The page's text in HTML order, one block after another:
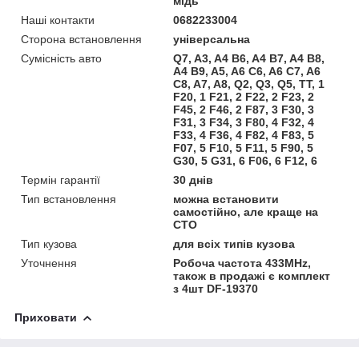
Наші контакти
0682233004
Сторона встановлення
універсальна
Сумісність авто
Q7, A3, A4 B6, A4 B7, A4 B8,
A4 B9, A5, A6 C6, A6 C7, A6
C8, A7, A8, Q2, Q3, Q5, TT, 1
F20, 1 F21, 2 F22, 2 F23, 2
F45, 2 F46, 2 F87, 3 F30, 3
F31, 3 F34, 3 F80, 4 F32, 4
F33, 4 F36, 4 F82, 4 F83, 5
F07, 5 F10, 5 F11, 5 F90, 5
G30, 5 G31, 6 F06, 6 F12, 6
Термін гарантії
30 днів
Тип встановлення
можна встановити
самостійно, але краще на
СТО
Тип кузова
для всіх типів кузова
Уточнення
Робоча частота 433MHz,
також в продажі є комплект
з 4шт DF-19370
Приховати